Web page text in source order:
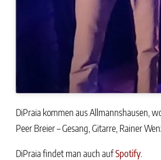
DiPraia kommen aus Allmannshausen,
Peer Breier – Gesang, Gitarre, Rainer
DiPraia findet man auch aufSpotify